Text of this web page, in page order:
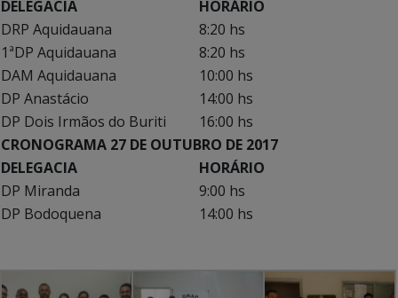
DELEGACIA
HORÁRIO
DRP Aquidauana
8:20 hs
1ªDP Aquidauana
8:20 hs
DAM Aquidauana
10:00 hs
DP Anastácio
14:00 hs
DP Dois Irmãos do Buriti
16:00 hs
CRONOGRAMA 27 DE OUTUBRO DE 2017
DELEGACIA
HORÁRIO
DP Miranda
9:00 hs
DP Bodoquena
14:00 hs